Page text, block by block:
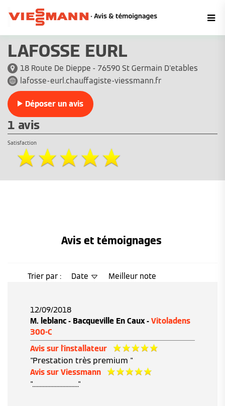
LAFOSSE EURL
18 Route De Dieppe - 76590 St Germain D'etables
lafosse-eurl.chauffagiste-viessmann.fr
Déposer un avis
1 avis
Satisfaction
Avis et témoignages
Trier par : Date Meilleur note
12/09/2018
M. leblanc - Bacqueville En Caux - Vitoladens
300-C
Avis sur l'installateur
"Prestation très premium "
Avis sur Viessmann
"..............................."